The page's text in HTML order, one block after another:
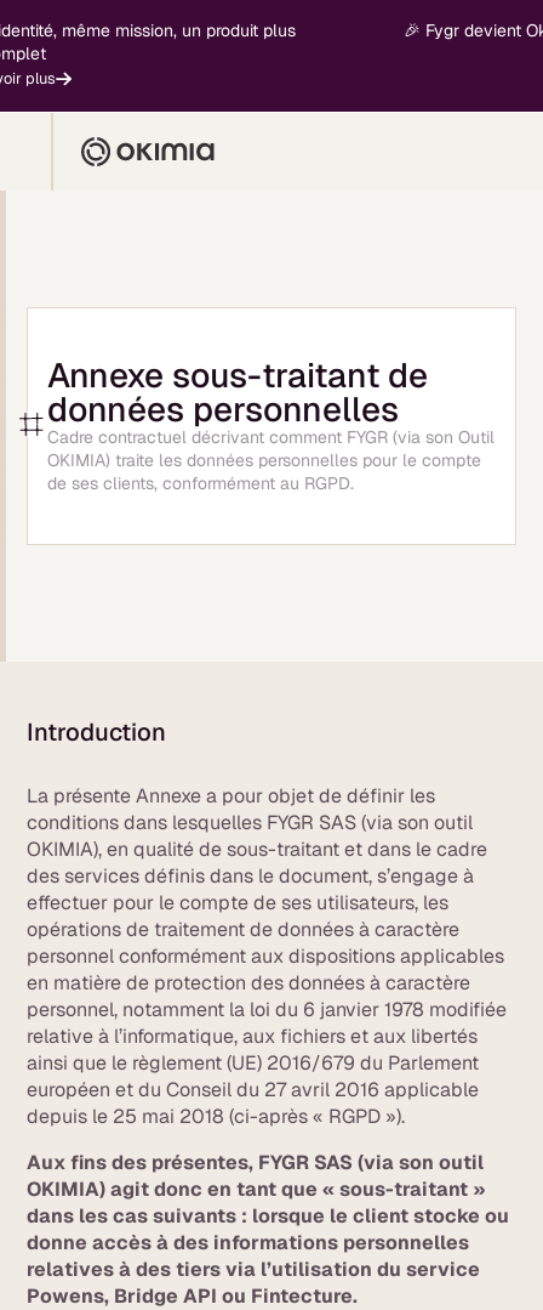
même mission, un produit plus
🎉 Fygr devient
Annexe sous-traitant de
données personnelles
Cadre contractuel décrivant comment FYGR (via son Outil
OKIMIA) traite les données personnelles pour le compte
de ses clients, conformément au RGPD.
Introduction
La présente Annexe a pour objet de définir les
conditions dans lesquelles FYGR SAS (via son outil
OKIMIA), en qualité de sous-traitant et dans le cadre
des services définis dans le document, s’engage à
effectuer pour le compte de ses utilisateurs, les
opérations de traitement de données à caractère
personnel conformément aux dispositions applicables
en matière de protection des données à caractère
personnel, notamment la loi du 6 janvier 1978 modifiée
relative à l’informatique, aux fichiers et aux libertés
ainsi que le règlement (UE) 2016/679 du Parlement
européen et du Conseil du 27 avril 2016 applicable
depuis le 25 mai 2018 (ci-après « RGPD »).
Aux fins des présentes, FYGR SAS (via son outil
OKIMIA) agit donc en tant que « sous-traitant »
dans les cas suivants : lorsque le client stocke ou
donne accès à des informations personnelles
relatives à des tiers via l’utilisation du service
Powens, Bridge API ou Fintecture.